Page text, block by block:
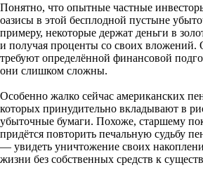
Понятно, что опытные частные
оазисы в этой бесплодной пустыне
примеру, некоторые держат деньги в
и получая проценты со своих вложений.
требуют определённой финансовой
они слишком сложны.
Особенно жалко сейчас американских
которых принудительно вкладывают в
убыточные бумаги. Похоже, старшему
придётся повторить печальную судьбу
— увидеть уничтожение своих
жизни без собственных средств к